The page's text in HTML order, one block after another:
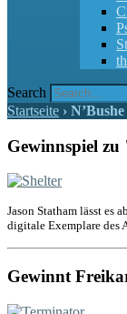
Search
Startseite ›
Gewinnspiel
Jason Statham lässt es
digitale Exemplare des
Gewinnt